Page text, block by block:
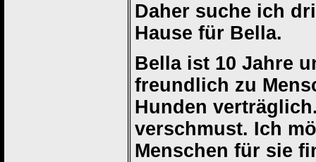
Daher suche ich
Hause für Bella.
Bella ist 10 Jahre
freundlich zu
Hunden
verschmust. Ich
Menschen für sie